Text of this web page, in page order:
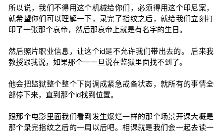
所以说，我们不得用这个机械给你们，必须得用这个印尼案，
就希望你们可以理解一下，录完了指纹之后，就给我们立刻打
印了一张那个哀帝，然后那哀帝上就是有名字的生日。
然后照片职业信息，让这个id是不允许我们带出去的。 后来我
教授跟我说，如果那个一一旦说在监狱里面找不到了。
他会把监狱整个整个下岗调成紧急戒备状态，就所有的事情全
部停下来，直到那个id找到位置。
跟那个电影里面我们看到发生爆烂一样的那个场景开课大概是
那个录完指纹之后的一周以后吧。相课就是我们会一起去读一